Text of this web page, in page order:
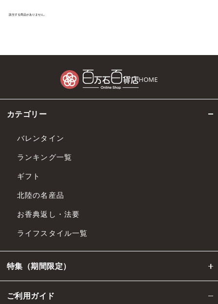
該当する商品がありません。
HOME
カテゴリー
バレンタイン
ランキング一覧
ギフト
北陸の名産品
お香典返し・法要
ライフスタイル一覧
特集（期間限定）
ご利用ガイド